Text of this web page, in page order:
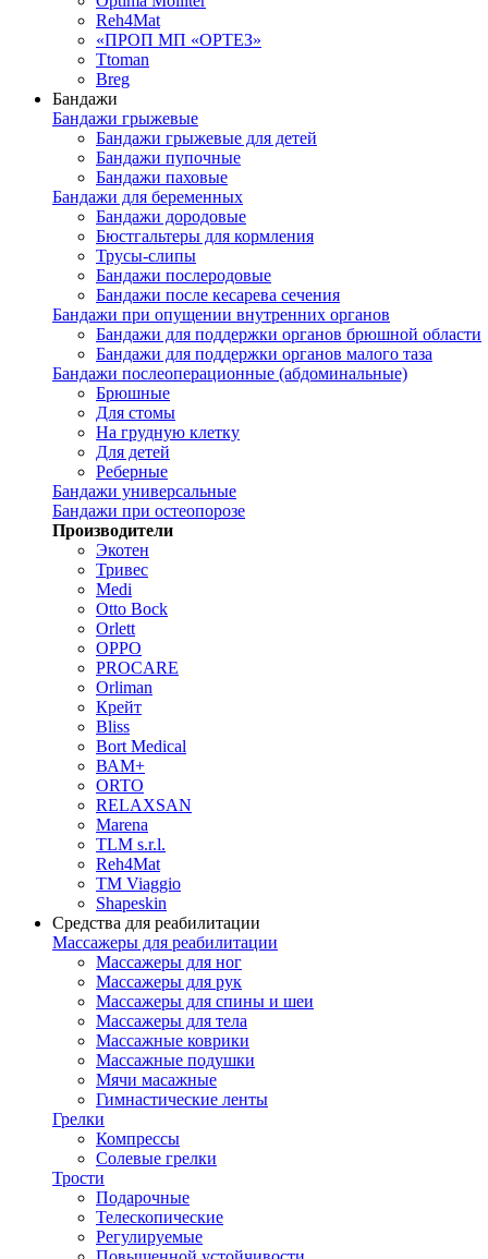
Reh4Mat
«ПРОП МП «ОРТЕЗ»
Ttoman
Breg
Бандажи
Бандажи грыжевые
Бандажи грыжевые для детей
Бандажи пупочные
Бандажи паховые
Бандажи для беременных
Бандажи дородовые
Бюстгальтеры для кормления
Трусы-слипы
Бандажи послеродовые
Бандажи после кесарева сечения
Бандажи при опущении внутренних органов
Бандажи для поддержки органов брюшной области
Бандажи для поддержки органов малого таза
Бандажи послеоперационные (абдоминальные)
Брюшные
Для стомы
На грудную клетку
Для детей
Реберные
Бандажи универсальные
Бандажи при остеопорозе
Производители
Экотен
Тривес
Medi
Otto Bock
Orlett
OPPO
PROCARE
Orliman
Крейт
Bliss
Bort Medical
ВАМ+
ORTO
RELAXSAN
Marena
TLM s.r.l.
Reh4Mat
TM Viaggio
Shapeskin
Средства для реабилитации
Массажеры для реабилитации
Массажеры для ног
Массажеры для рук
Массажеры для спины и шеи
Массажеры для тела
Массажные коврики
Массажные подушки
Мячи масажные
Гимнастические ленты
Грелки
Компрессы
Солевые грелки
Трости
Подарочные
Телескопические
Регулируемые